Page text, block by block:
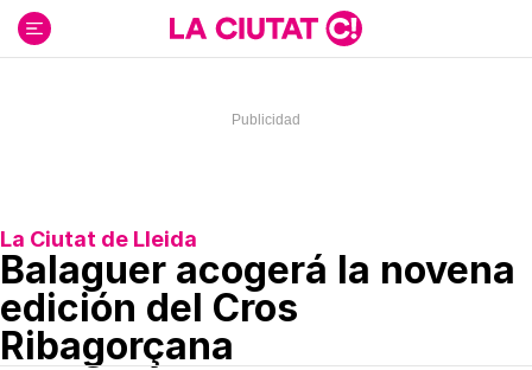
contenido
La Ciutat de Lleida
Balaguer acogerá la novena
edición del Cros
Ribagorçana